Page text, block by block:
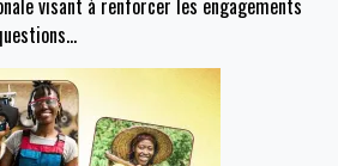
visant à renforcer les engagements
…